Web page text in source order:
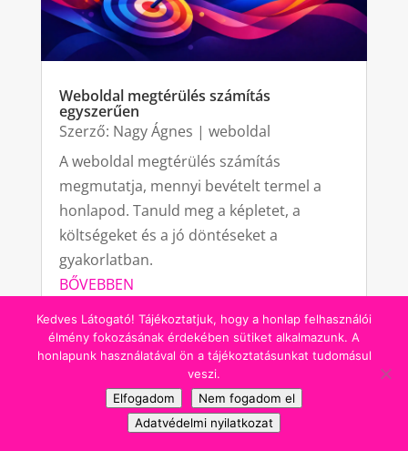
Weboldal megtérülés számítás
egyszerűen
Szerző: Nagy Ágnes | weboldal
A weboldal megtérülés számítás
megmutatja, mennyi bevételt termel a
honlapod. Tanuld meg a képletet, a
költségeket és a jó döntéseket a
gyakorlatban.
BŐVEBBEN
Kedves Látogató! Tájékoztatjuk, hogy a honlap felhasználói
élmény fokozásának érdekében sütiket alkalmazunk. A
honlapunk használatával ön a tájékoztatásunkat tudomásul
veszi.
Elfogadom
Nem fogadom el
Adatvédelmi nyilatkozat